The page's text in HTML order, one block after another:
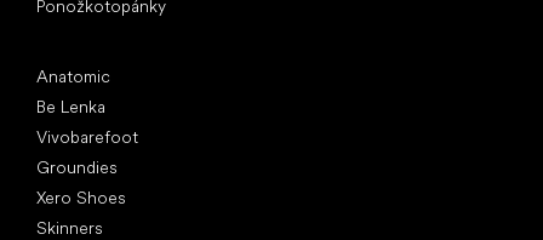
Ponožkotopánky
Anatomic
Be Lenka
Vivobarefoot
Groundies
Xero Shoes
Skinners